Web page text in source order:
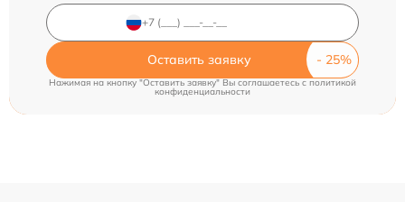
Оставить заявку
Нажимая на кнопку "Оставить заявку" Вы соглашаетесь cполитикой
конфиденциальности